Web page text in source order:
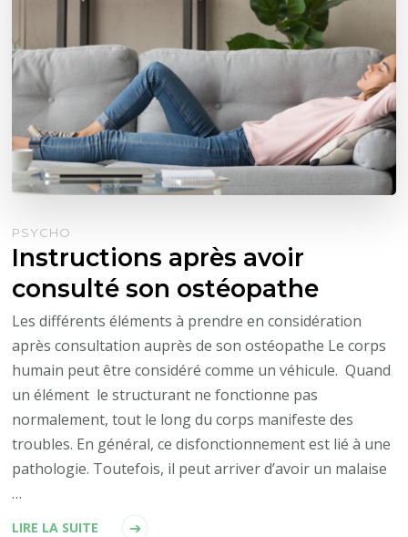
PSYCHO
Instructions après avoir
consulté son ostéopathe
Les différents éléments à prendre en considération
après consultation auprès de son ostéopathe Le corps
humain peut être considéré comme un véhicule. Quand
un élément le structurant ne fonctionne pas
normalement, tout le long du corps manifeste des
troubles. En général, ce disfonctionnement est lié à une
pathologie. Toutefois, il peut arriver d’avoir un malaise
…
LIRE LA SUITE